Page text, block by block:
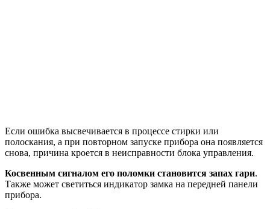
Если ошибка высвечивается в процессе стирки или
полоскания, а при повторном запуске прибора она появляется
снова, причина кроется в неисправности блока управления.
Косвенным сигналом его поломки становится запах гари.
Также может светиться индикатор замка на передней панели
прибора.